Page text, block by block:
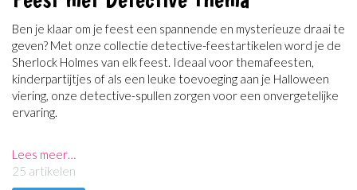
Ben je klaar om je feest een spannende en mysterieuze draai te
geven? Met onze collectie detective-feestartikelen word je de
Sherlock Holmes van elk feest. Ideaal voor themafeesten,
kinderpartijtjes of als een leuke toevoeging aan je Halloween
viering, onze detective-spullen zorgen voor een onvergetelijke
ervaring.
Lees meer…
25 artikelen